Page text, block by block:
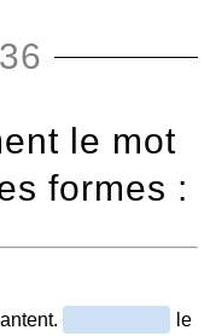
le mot
formes :